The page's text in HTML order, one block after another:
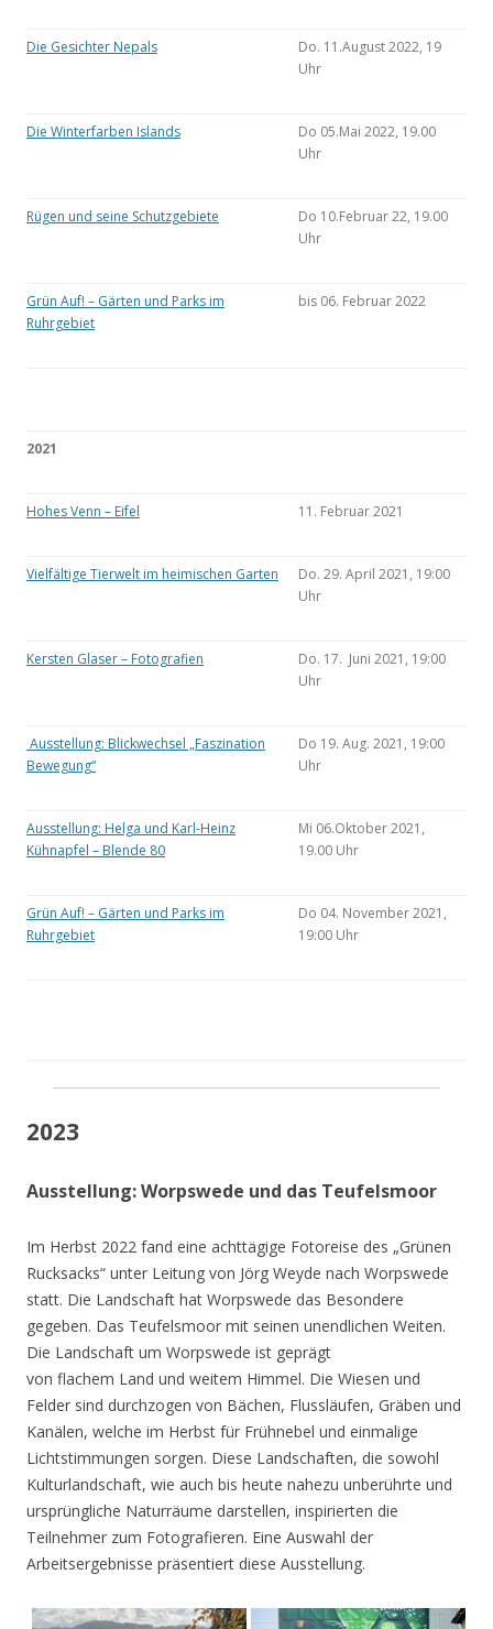
Die Gesichter Nepals
Do. 11.August 2022, 19
Uhr
Die Winterfarben Islands
Do 05.Mai 2022, 19.00
Uhr
Rügen und seine Schutzgebiete
Do 10.Februar 22, 19.00
Uhr
Grün Auf! – Gärten und Parks im
Ruhrgebiet
bis 06. Februar 2022
2021
Hohes Venn – Eifel 11. Februar 2021
Vielfältige Tierwelt im heimischen Garten
Do. 29. April 2021, 19:00
Uhr
Kersten Glaser – Fotografien
Do. 17. Juni 2021, 19:00
Uhr
Ausstellung: Blickwechsel „Faszination
Bewegung“
Do 19. Aug. 2021, 19:00
Uhr
Ausstellung: Helga und Karl-Heinz
Kühnapfel – Blende 80
Mi 06.Oktober 2021,
19.00 Uhr
Grün Auf! – Gärten und Parks im
Ruhrgebiet
Do 04. November 2021,
19:00 Uhr
2023
Ausstellung: Worpswede und das Teufelsmoor
Im Herbst 2022 fand eine achttägige Fotoreise des „Grünen
Rucksacks“ unter Leitung von Jörg Weyde nach Worpswede
statt. Die Landschaft hat Worpswede das Besondere
gegeben. Das Teufelsmoor mit seinen unendlichen Weiten.
Die Landschaft um Worpswede ist geprägt
von flachem Land und weitem Himmel. Die Wiesen und
Felder sind durchzogen von Bächen, Flussläufen, Gräben und
Kanälen, welche im Herbst für Frühnebel und einmalige
Lichtstimmungen sorgen. Diese Landschaften, die sowohl
Kulturlandschaft, wie auch bis heute nahezu unberührte und
ursprüngliche Naturräume darstellen, inspirierten die
Teilnehmer zum Fotografieren. Eine Auswahl der
Arbeitsergebnisse präsentiert diese Ausstellung.